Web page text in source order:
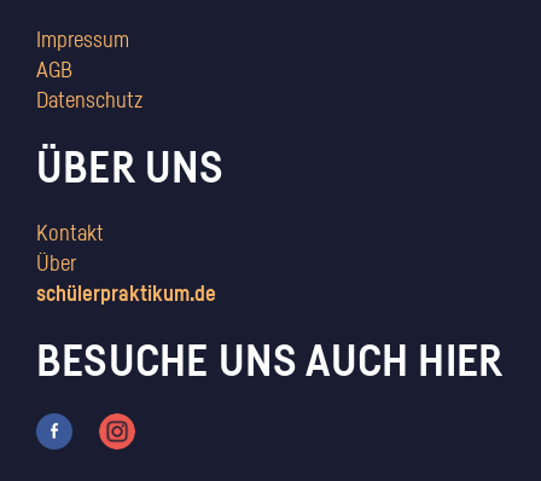
Impressum
AGB
Datenschutz
ÜBER UNS
Kontakt
Über
schülerpraktikum.de
BESUCHE UNS AUCH HIER